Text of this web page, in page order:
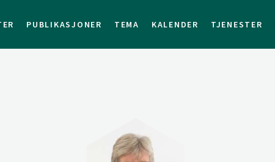
PUBLIKASJONER TEMA KALENDER TJENESTER